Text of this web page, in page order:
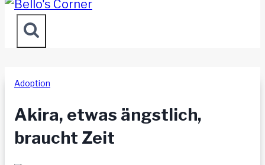
Adoption
Akira, etwas ängstlich,
braucht Zeit